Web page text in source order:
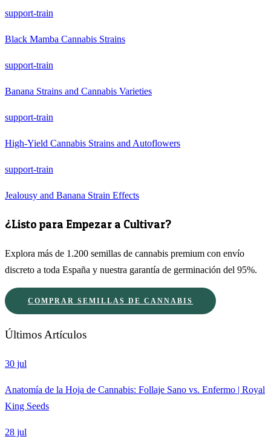
support-train
Black Mamba Cannabis Strains
support-train
Banana Strains and Cannabis Varieties
support-train
High-Yield Cannabis Strains and Autoflowers
support-train
Jealousy and Banana Strain Effects
¿Listo para Empezar a Cultivar?
Explora más de 1.200 semillas de cannabis premium con envío
discreto a toda España y nuestra garantía de germinación del 95%.
COMPRAR SEMILLAS DE CANNABIS
Últimos Artículos
30 jul
Anatomía de la Hoja de Cannabis: Follaje Sano vs. Enfermo | Royal
King Seeds
28 jul